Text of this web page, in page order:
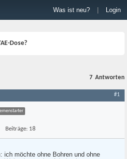
Was ist neu? Login
Dose?
7 Antworten
#1
Beiträge: 18
ich möchte ohne Bohren und ohne